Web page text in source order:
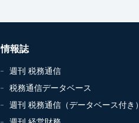
情報誌
週刊 税務通信
税務通信データベース
週刊 税務通信（データベース付き）